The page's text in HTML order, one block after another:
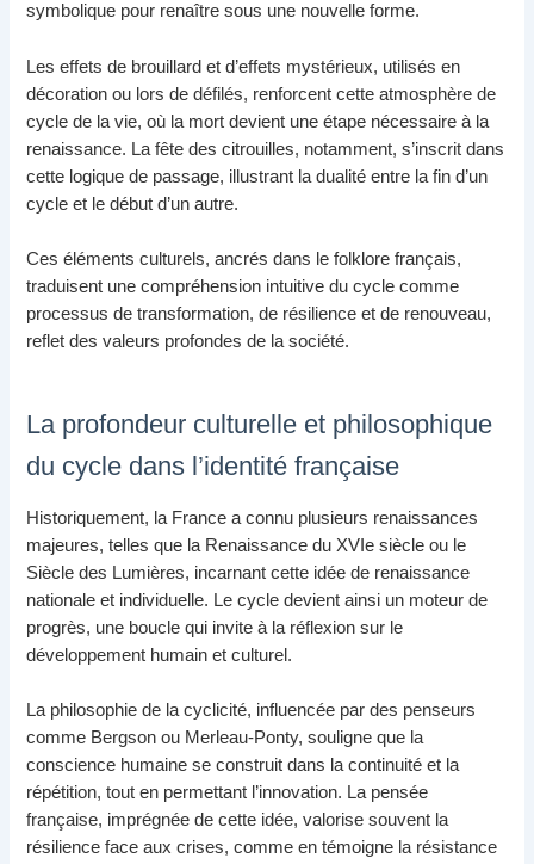
symbolique pour renaître sous une nouvelle forme.
Les effets de brouillard et d’effets mystérieux, utilisés en
décoration ou lors de défilés, renforcent cette atmosphère de
cycle de la vie, où la mort devient une étape nécessaire à la
renaissance. La fête des citrouilles, notamment, s’inscrit dans
cette logique de passage, illustrant la dualité entre la fin d’un
cycle et le début d’un autre.
Ces éléments culturels, ancrés dans le folklore français,
traduisent une compréhension intuitive du cycle comme
processus de transformation, de résilience et de renouveau,
reflet des valeurs profondes de la société.
La profondeur culturelle et philosophique
du cycle dans l’identité française
Historiquement, la France a connu plusieurs renaissances
majeures, telles que la Renaissance du XVIe siècle ou le
Siècle des Lumières, incarnant cette idée de renaissance
nationale et individuelle. Le cycle devient ainsi un moteur de
progrès, une boucle qui invite à la réflexion sur le
développement humain et culturel.
La philosophie de la cyclicité, influencée par des penseurs
comme Bergson ou Merleau-Ponty, souligne que la
conscience humaine se construit dans la continuité et la
répétition, tout en permettant l’innovation. La pensée
française, imprégnée de cette idée, valorise souvent la
résilience face aux crises, comme en témoigne la résistance